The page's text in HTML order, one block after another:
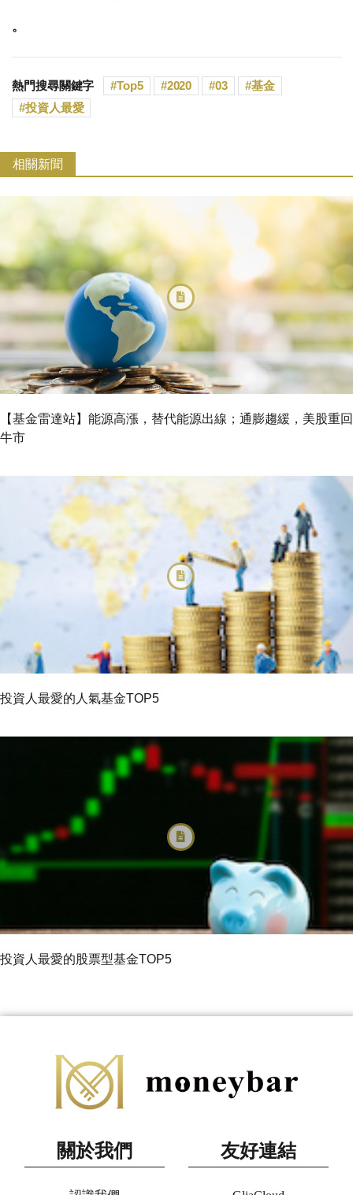
。
熱門搜尋關鍵字 Top5 2020 03
基金
投資人最愛
相關新聞
【基金雷達站】能源高漲，替代能源出線；通膨趨緩，美股重回
牛市
投資人最愛的人氣基金TOP5
投資人最愛的股票型基金TOP5
關於我們 友好連結